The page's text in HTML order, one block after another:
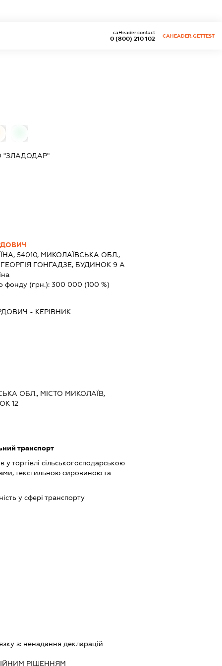
0 (800) 210 102
caHeader.contact
CAHEADER.GETTEST
"ЗЛАДОДАР"
54010, МИКОЛАЇВСЬКА ОБЛ.,
ГОНГАДЗЕ, БУДИНОК 9 А
фонду (грн.): 300 000 (100 %)
- КЕРІВНИК
ОБЛ., МІСТО МИКОЛАЇВ,
12
транспорт
у торгівлі сільськогосподарською
текстильною сировиною та
у сфері транспорту
з: ненадання декларацiй
РIШЕННЯМ